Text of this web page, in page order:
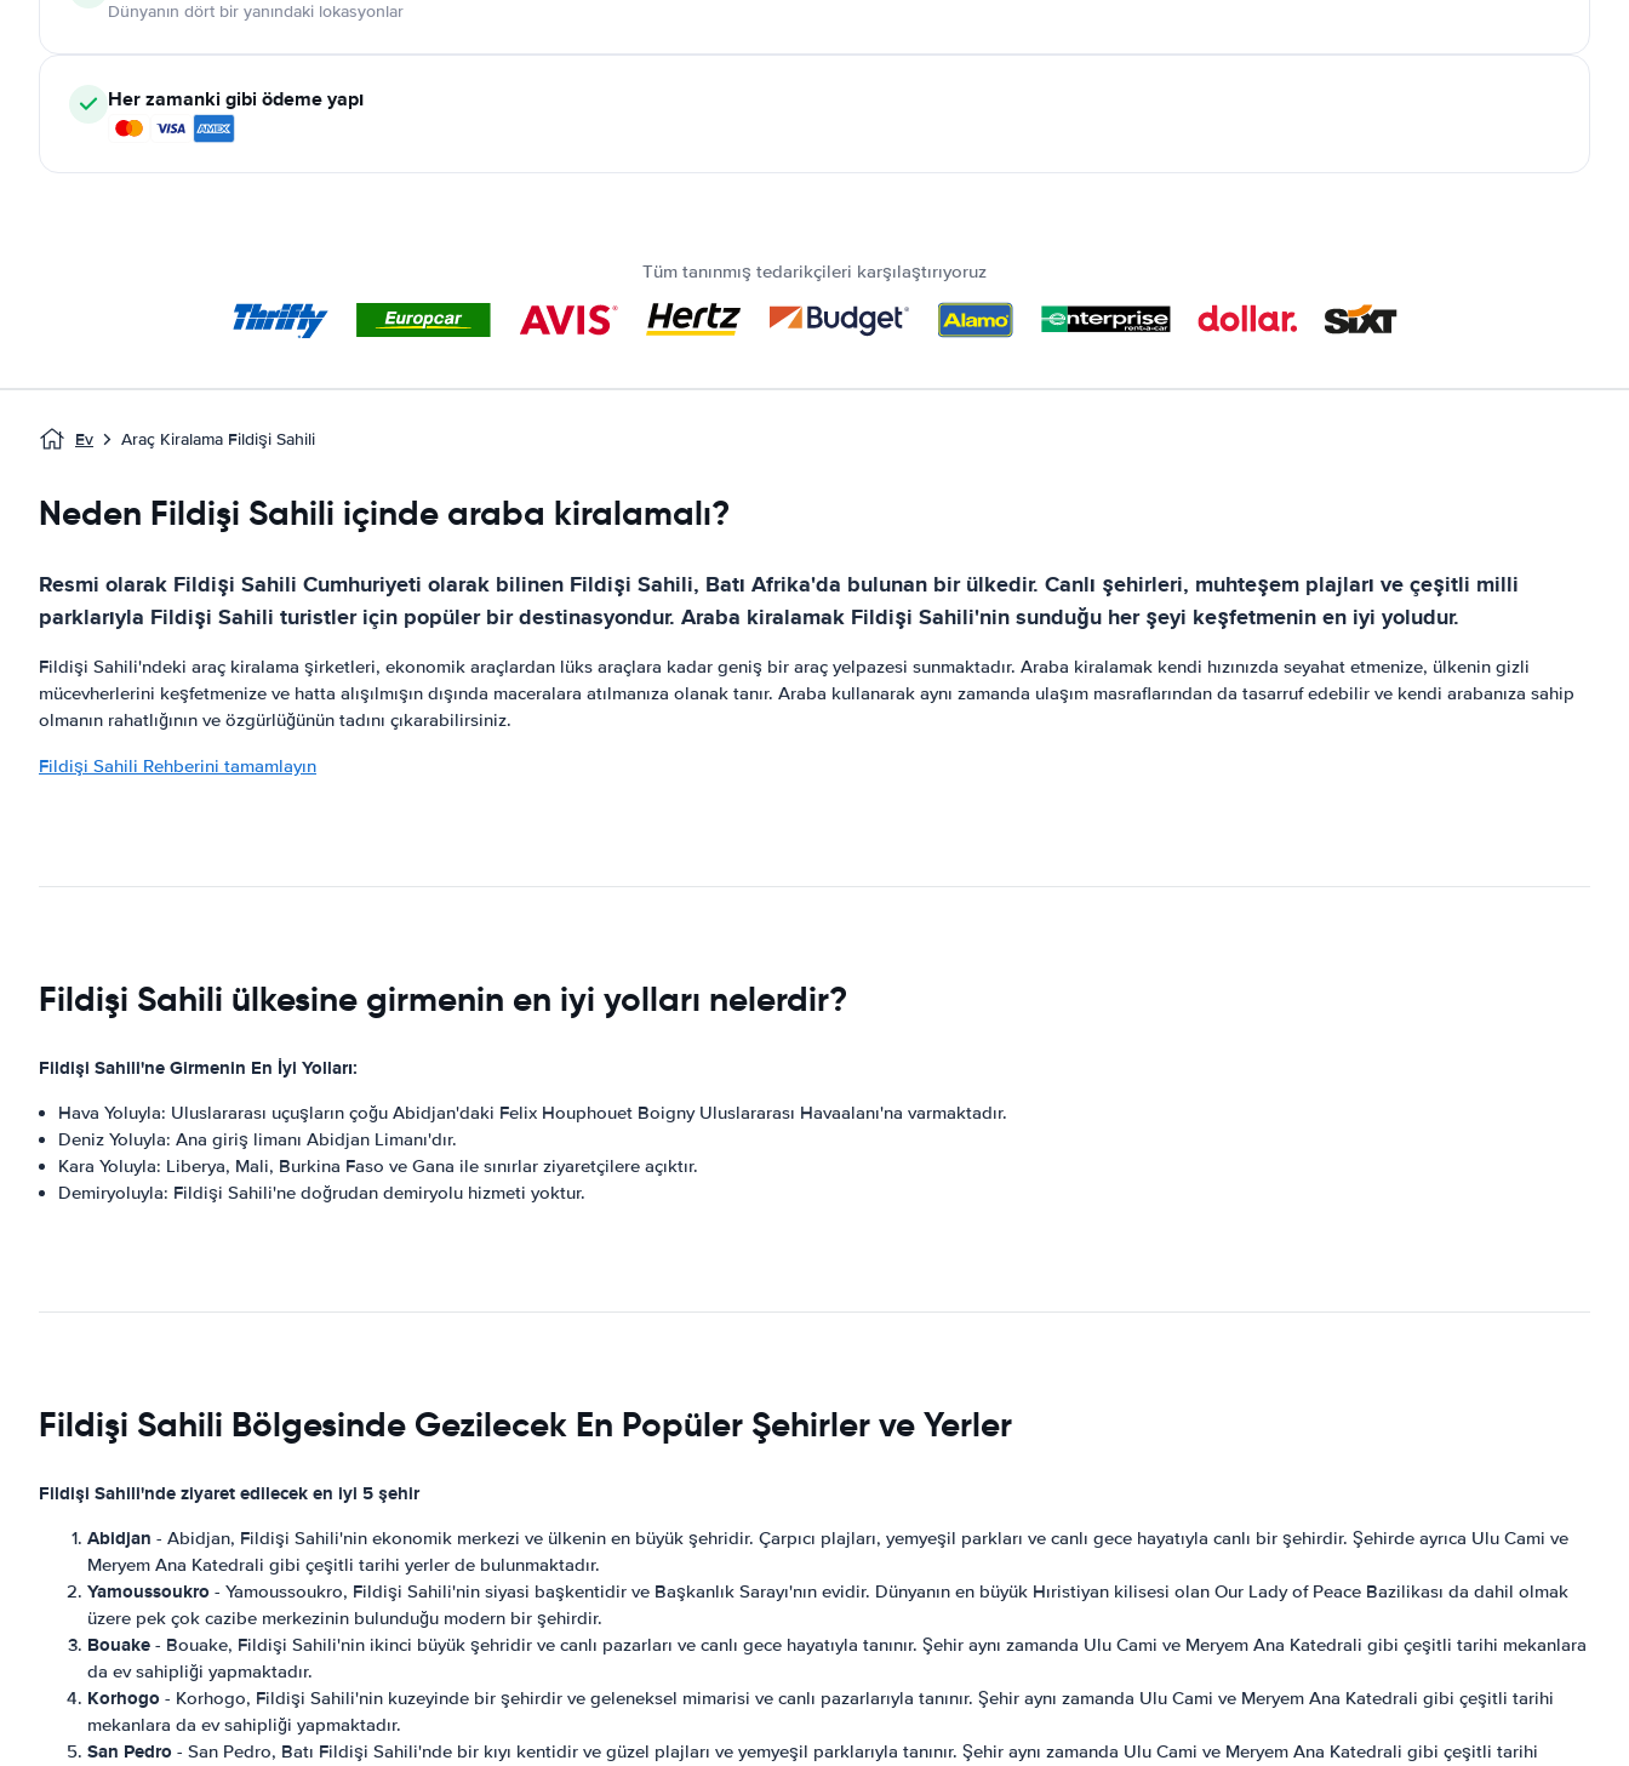
Dünyanın dört bir yanındaki lokasyonlar
Her zamanki gibi ödeme yapı
Tüm tanınmış tedarikçileri karşılaştırıyoruz
Ev Araç Kiralama Fildişi Sahili
Neden Fildişi Sahili içinde araba kiralamalı?
Resmi olarak Fildişi Sahili Cumhuriyeti olarak bilinen Fildişi Sahili, Batı Afrika'da bulunan bir ülkedir. Canlı şehirleri, muhteşem plajları ve çeşitli milli
parklarıyla Fildişi Sahili turistler için popüler bir destinasyondur. Araba kiralamak Fildişi Sahili'nin sunduğu her şeyi keşfetmenin en iyi yoludur.
Fildişi Sahili'ndeki araç kiralama şirketleri, ekonomik araçlardan lüks araçlara kadar geniş bir araç yelpazesi sunmaktadır. Araba kiralamak kendi hızınızda seyahat etmenize, ülkenin gizli
mücevherlerini keşfetmenize ve hatta alışılmışın dışında maceralara atılmanıza olanak tanır. Araba kullanarak aynı zamanda ulaşım masraflarından da tasarruf edebilir ve kendi arabanıza sahip
olmanın rahatlığının ve özgürlüğünün tadını çıkarabilirsiniz.
Fildişi Sahili Rehberini tamamlayın
Fildişi Sahili ülkesine girmenin en iyi yolları nelerdir?
Fildişi Sahili'ne Girmenin En İyi Yolları:
Hava Yoluyla: Uluslararası uçuşların çoğu Abidjan'daki Felix Houphouet Boigny Uluslararası Havaalanı'na varmaktadır.
Deniz Yoluyla: Ana giriş limanı Abidjan Limanı'dır.
Kara Yoluyla: Liberya, Mali, Burkina Faso ve Gana ile sınırlar ziyaretçilere açıktır.
Demiryoluyla: Fildişi Sahili'ne doğrudan demiryolu hizmeti yoktur.
Fildişi Sahili Bölgesinde Gezilecek En Popüler Şehirler ve Yerler
Fildişi Sahili'nde ziyaret edilecek en iyi 5 şehir
Abidjan - Abidjan, Fildişi Sahili'nin ekonomik merkezi ve ülkenin en büyük şehridir. Çarpıcı plajları, yemyeşil parkları ve canlı gece hayatıyla canlı bir şehirdir. Şehirde ayrıca Ulu Cami ve
Meryem Ana Katedrali gibi çeşitli tarihi yerler de bulunmaktadır.
Yamoussoukro - Yamoussoukro, Fildişi Sahili'nin siyasi başkentidir ve Başkanlık Sarayı'nın evidir. Dünyanın en büyük Hıristiyan kilisesi olan Our Lady of Peace Bazilikası da dahil olmak
üzere pek çok cazibe merkezinin bulunduğu modern bir şehirdir.
Bouake - Bouake, Fildişi Sahili'nin ikinci büyük şehridir ve canlı pazarları ve canlı gece hayatıyla tanınır. Şehir aynı zamanda Ulu Cami ve Meryem Ana Katedrali gibi çeşitli tarihi mekanlara
da ev sahipliği yapmaktadır.
Korhogo - Korhogo, Fildişi Sahili'nin kuzeyinde bir şehirdir ve geleneksel mimarisi ve canlı pazarlarıyla tanınır. Şehir aynı zamanda Ulu Cami ve Meryem Ana Katedrali gibi çeşitli tarihi
mekanlara da ev sahipliği yapmaktadır.
San Pedro - San Pedro, Batı Fildişi Sahili'nde bir kıyı kentidir ve güzel plajları ve yemyeşil parklarıyla tanınır. Şehir aynı zamanda Ulu Cami ve Meryem Ana Katedrali gibi çeşitli tarihi